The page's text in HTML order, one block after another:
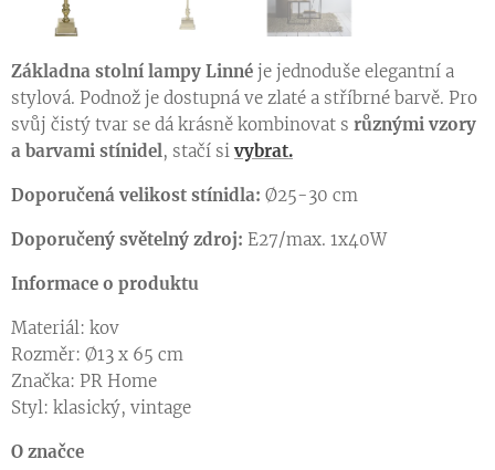
Základna stolní lampy Linné je jednoduše elegantní a
stylová. Podnož je dostupná ve zlaté a stříbrné barvě. Pro
svůj čistý tvar se dá krásně kombinovat s různými vzory
a barvami stínidel, stačí si vybrat.
Doporučená velikost stínidla: Ø25-30 cm
Doporučený světelný zdroj: E27/max. 1x40W
Informace o produktu
Materiál: kov
Rozměr: Ø13 x 65 cm
Značka: PR Home
Styl: klasický, vintage
O značce